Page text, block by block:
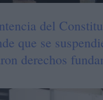
del
que se
derechos